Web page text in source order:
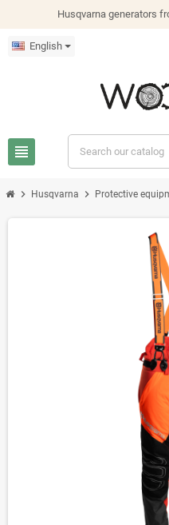
Husqvarna generators
English
view_headline
chevron_right Husqvarna chevron_right Protective